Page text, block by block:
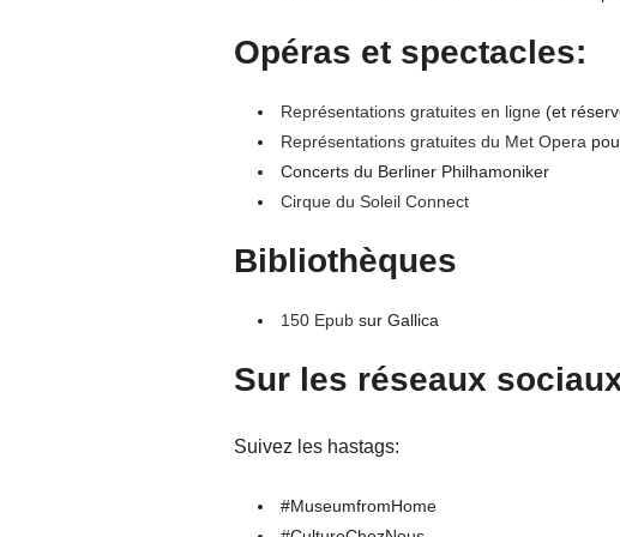
Opéras et spectacles:
Représentations gratuites en ligne(et
Représentations gratuites du Met Opera
Concerts du Berliner Philhamoniker
Cirque du Soleil Connect
Bibliothèques
150 Epubsur Gallica
Sur les réseaux
Suivez les hastags:
#MuseumfromHome